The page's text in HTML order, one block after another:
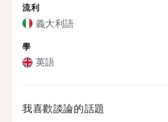
流利
義大利語
學
英語
我喜歡談論的話題